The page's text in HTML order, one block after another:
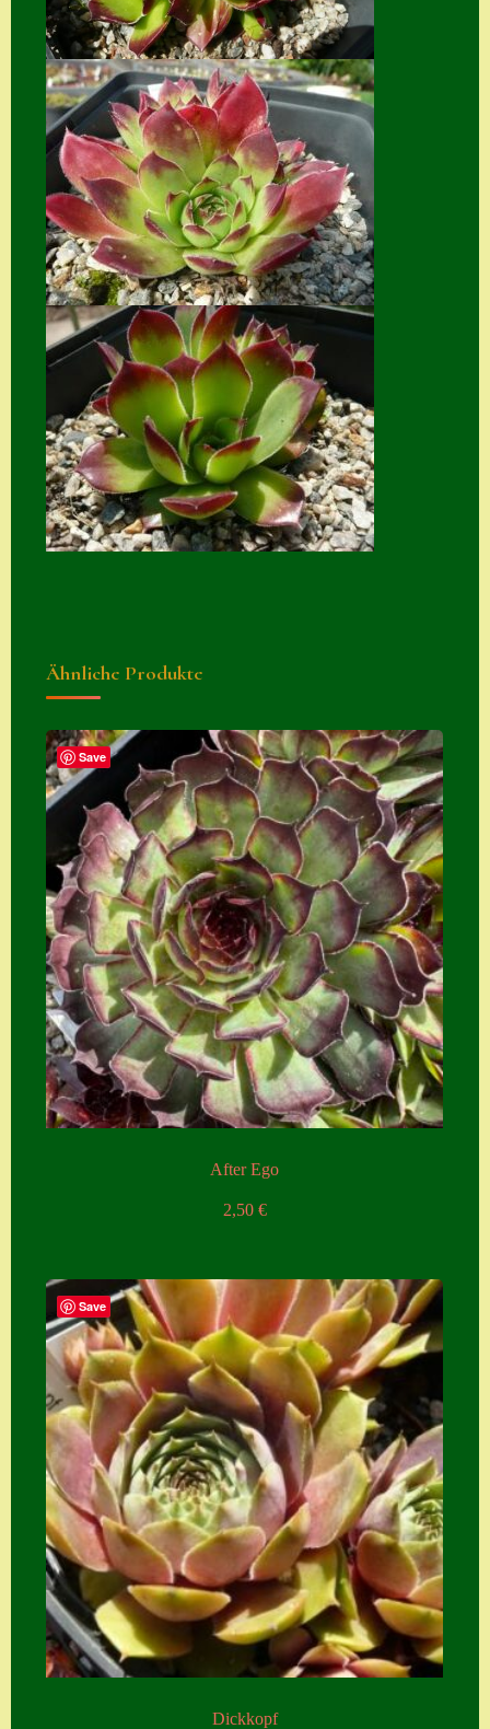
Warenkorb
Warenkorb
Widerrufsbelehru
Zahlung
Zahlungs- &
Versandinfos
Zubehör
Ähnliche Produkte
Save
After Ego
2,50 €
Save
Dickkopf